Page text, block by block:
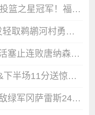
全明星：华盛顿神秘人夺投篮之星冠军！福德夺得三分大赛冠军！
🏀夏联-步行者第三节爆发轻取鹈鹕河村勇辉5+5+12斯劳森22分
🏀夏联-热火5人上双轻取活塞止连败唐纳森20+8+10奥科里27分
🏀夏联-杨瀚森13+5+4帽&下半场11分送惊艳妙传开拓者力克掘金
🏀夏联-国王首节仅4分不敌绿军冈萨雷斯24+10+5塞纳克10+12